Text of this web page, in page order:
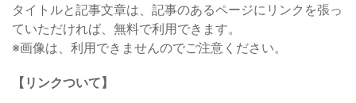
タイトルと記事文章は、記事のあるページにリンクを張っ
ていただければ、無料で利用できます。
※画像は、利用できませんのでご注意ください。
【リンクついて】